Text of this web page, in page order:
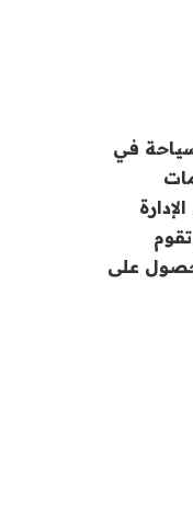
في
على